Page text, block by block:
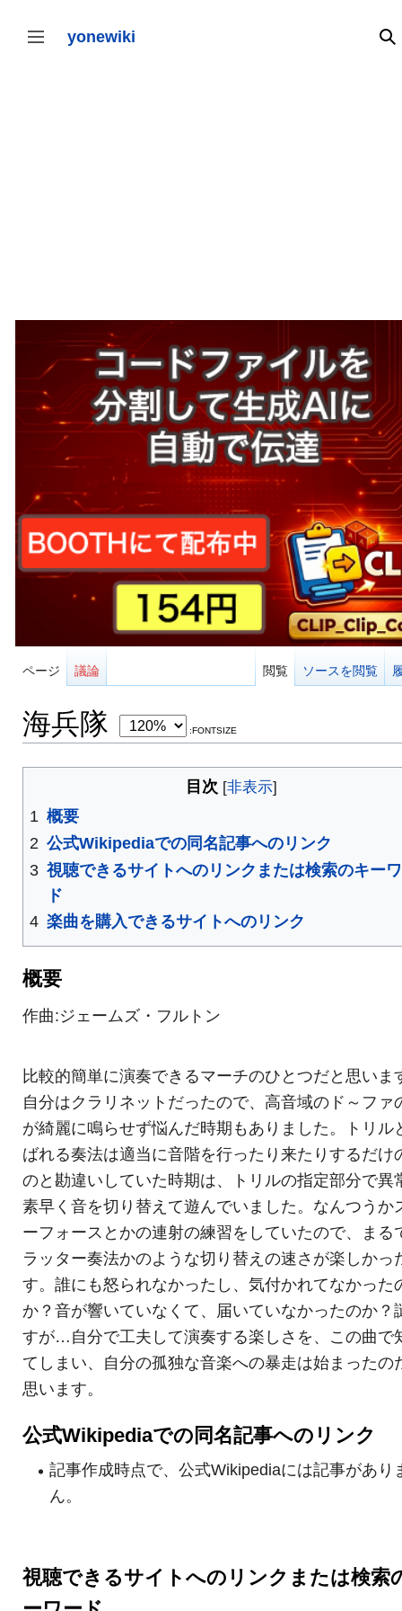
テ
サイドバーの切り替え yonewiki 検
ページ 議論 閲覧 ソースを閲覧
海兵隊 :FONTSIZE
目次
1 概要
2 公式Wikipediaでの同名記事へのリンク
3 視聴できるサイトへのリンクまたは検索のキー
ド
4 楽曲を購入できるサイトへのリンク
概要
作曲:ジェームズ・フルトン
比較的簡単に演奏できるマーチのひとつだと思いま
自分はクラリネットだったので、高音域のド～ファ
が綺麗に鳴らせず悩んだ時期もありました。トリル
ばれる奏法は適当に音階を行ったり来たりするだけ
のと勘違いしていた時期は、トリルの指定部分で異
素早く音を切り替えて遊んでいました。なんつうか
ーフォースとかの連射の練習をしていたので、まる
ラッター奏法かのような切り替えの速さが楽しかっ
す。誰にも怒られなかったし、気付かれてなかった
か？音が響いていなくて、届いていなかったのか？
すが…自分で工夫して演奏する楽しさを、この曲で
てしまい、自分の孤独な音楽への暴走は始まったの
思います。
公式Wikipediaでの同名記事へのリンク
記事作成時点で、公式Wikipediaには記事があり
ん。
視聴できるサイトへのリンクまたは検索